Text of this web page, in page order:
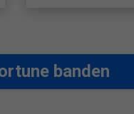
banden